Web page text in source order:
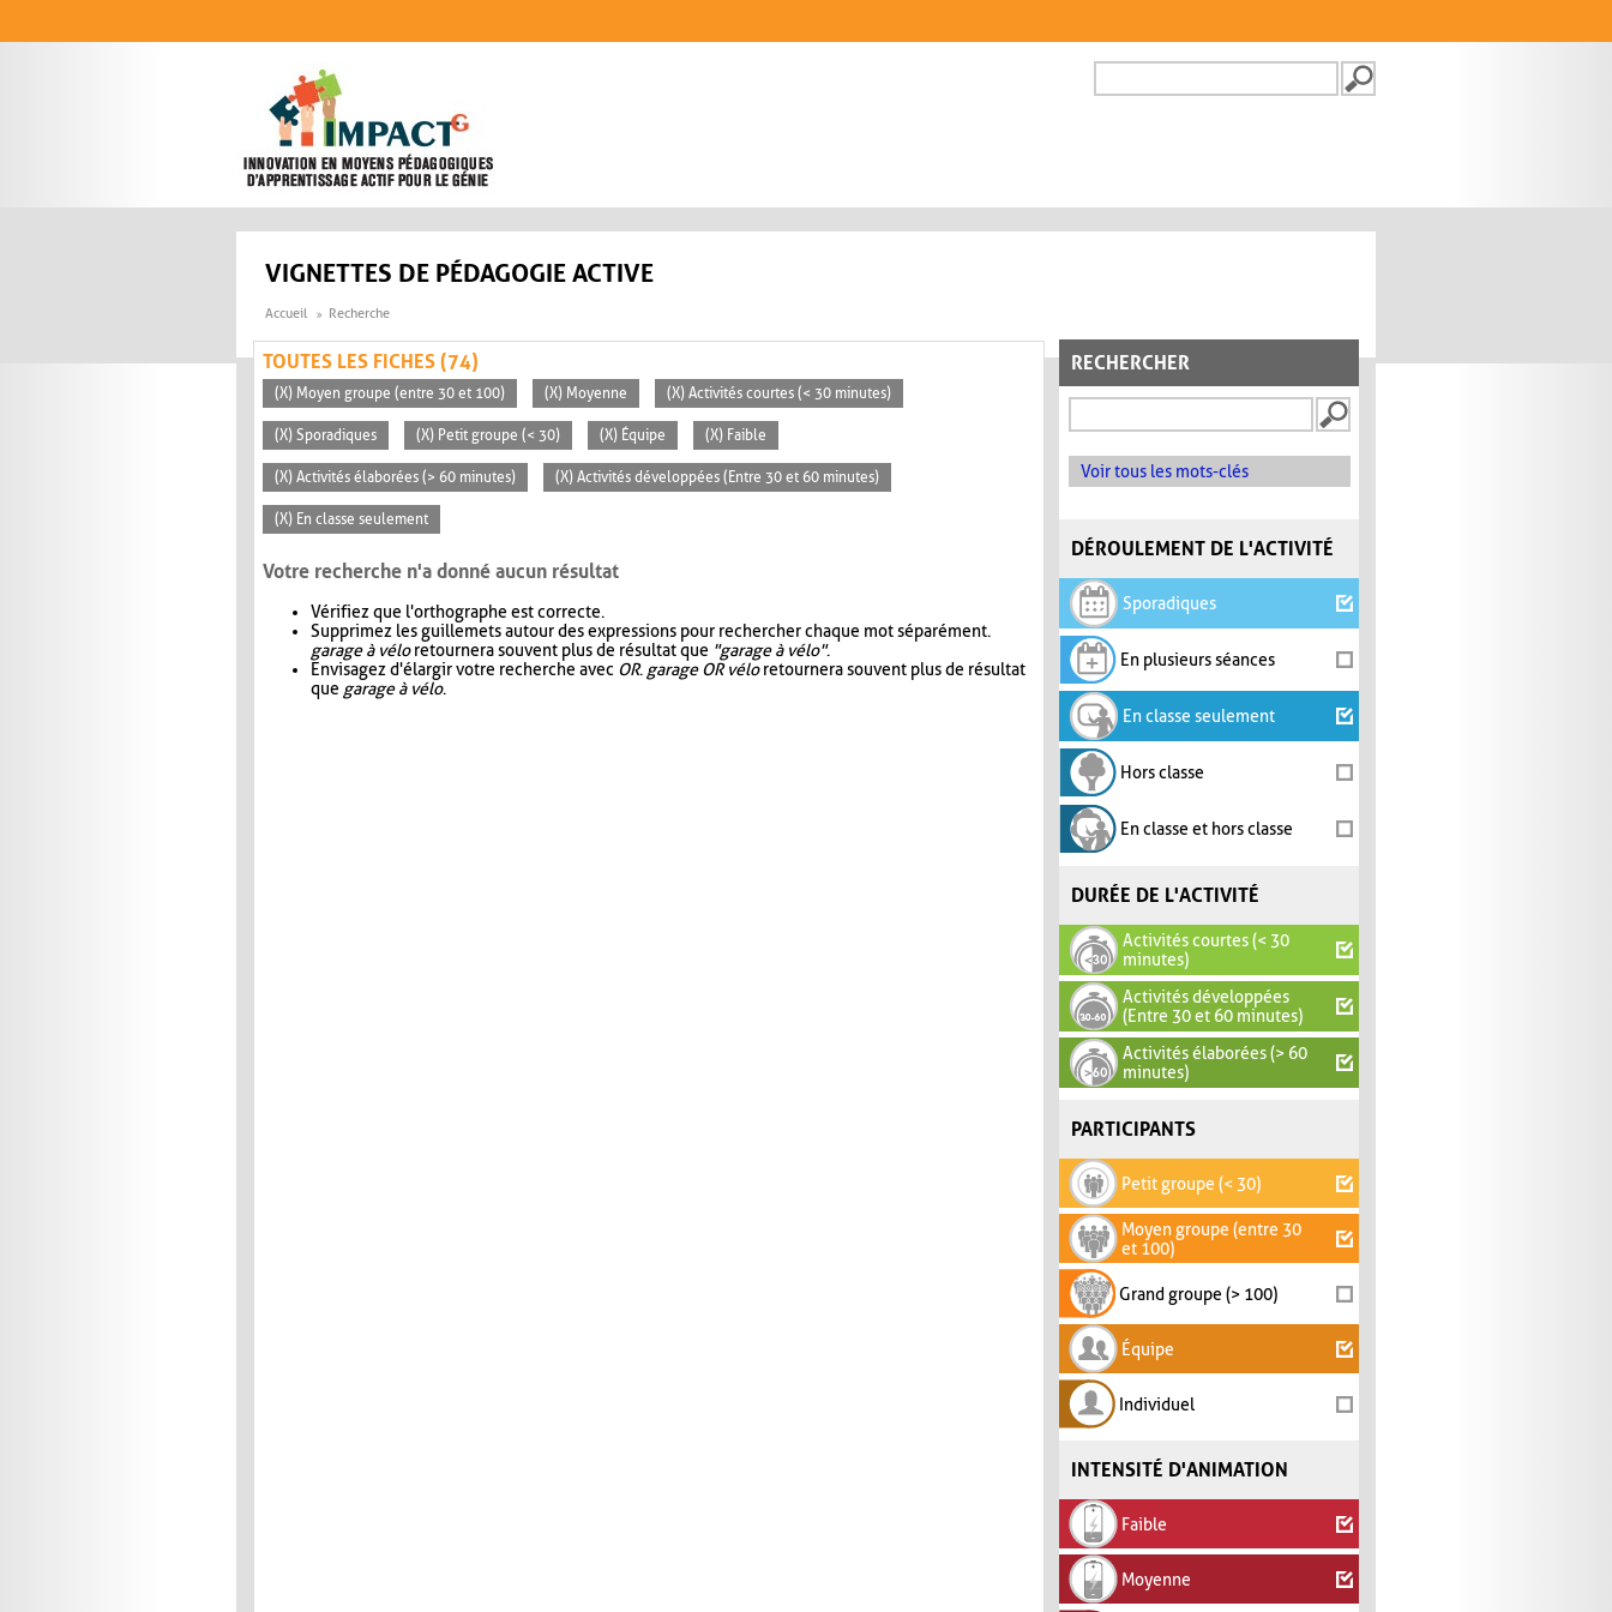
FORMULAIRE DE
VIGNETTES DE PÉDAGOGIE ACTIVE
Accueil Recherche
RECHERCHER
Voir tous les mots-clés
DÉROULEMENT DE L'ACTIVITÉ
Sporadiques
En plusieurs séances
En classe seulement
Hors classe
En classe et hors classe
DURÉE DE L'ACTIVITÉ
Activités courtes (< 30
minutes)
Activités développées
(Entre 30 et 60 minutes)
Activités élaborées (> 60
minutes)
PARTICIPANTS
Petit groupe (< 30)
Moyen groupe (entre 30
et 100)
Grand groupe (> 100)
Équipe
Individuel
INTENSITÉ D'ANIMATION
Faible
Moyenne
TOUTES LES FICHES (74)
(X) Moyen groupe (entre 30 et 100) (X) Moyenne (X) Activités courtes (< 30 minutes)
(X) Sporadiques (X) Petit groupe (< 30) (X) Équipe (X) Faible
(X) Activités élaborées (> 60 minutes) (X) Activités développées (Entre 30 et 60 minutes)
(X) En classe seulement
Votre recherche n'a donné aucun résultat
Vérifiez que l'orthographe est correcte.
Supprimez les guillemets autour des expressions pour rechercher chaque mot séparément.
garage à véloretournera souvent plus de résultat que "garage à vélo".
Envisagez d'élargir votre recherche avec OR. garage OR véloretournera souvent plus de résultat
que garage à vélo.